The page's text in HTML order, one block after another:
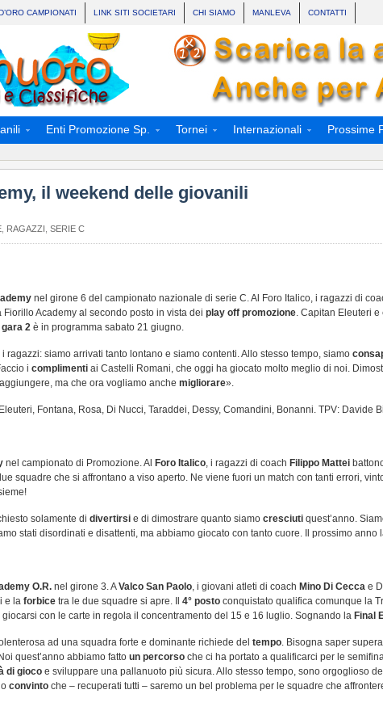
CAMPIONATI LINK SITI SOCIETARI CHI SIAMO MANLEVA CONTATTI
Enti Promozione Sp. Tornei Internazionali Prossime
il weekend delle giovanili
RAGAZZI SERIE C
nel girone 6 del campionato nazionale di serie C. Al Foro Italico, i ragazzi di
Fiorillo Academy al secondo posto in vista dei play off promozione. Capitan Eleuteri
gara 2 è in programma sabato 21 giugno.
ragazzi: siamo arrivati tanto lontano e siamo contenti. Allo stesso tempo, siamo
i complimenti ai Castelli Romani, che oggi ha giocato molto meglio di noi.
ma che ora vogliamo anche migliorare».
Fontana, Rosa, Di Nucci, Taraddei, Dessy, Comandini, Bonanni. TPV: Davide
nel campionato di Promozione. Al Foro Italico, i ragazzi di coach Filippo Mattei
squadre che si affrontano a viso aperto. Ne viene fuori un match con tanti errori,
solamente di divertirsi e di dimostrare quanto siamo cresciuti quest’anno.
stati disordinati e disattenti, ma abbiamo giocato con tanto cuore. Il prossimo anno
O.R. nel girone 3. AValco San Paolo, i giovani atleti di coach Mino Di Cecca e
e la forbice tra le due squadre si apre. Il 4° posto conquistato qualifica comunque la
giocarsi con le carte in regola il concentramento del 15 e 16 luglio. Sognando la Final
ad una squadra forte e dominante richiede del tempo. Bisogna saper
quest’anno abbiamo fatto un percorso che ci ha portato a qualificarci per le
di gioco e sviluppare una pallanuoto più sicura. Allo stesso tempo, sono orgoglioso
convinto che – recuperati tutti – saremo un bel problema per le squadre che